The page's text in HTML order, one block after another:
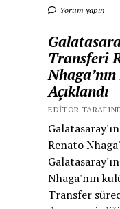
Yorum yapın
Transferi
Açıklandı
EDITOR
Renato
Nhaga'nın
Transfer